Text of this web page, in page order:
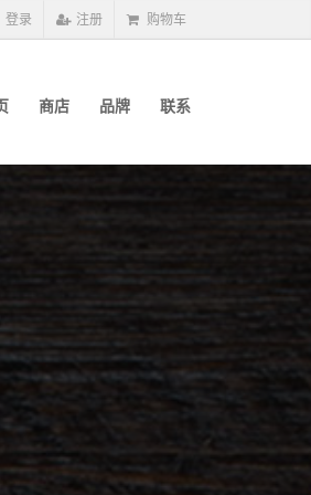
登录 注册 购物车
商店 品牌 联系